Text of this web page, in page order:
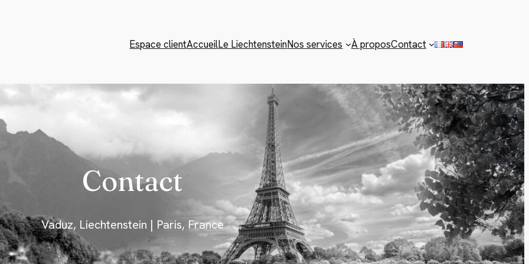
Espace clientAccueilLe LiechtensteinNos services À proposContact
Contact
Vaduz, Liechtenstein | Paris, France